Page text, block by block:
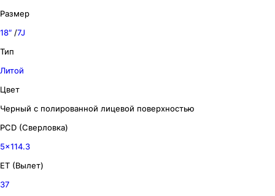
Размер
18″ /7J
Тип
Литой
Цвет
Черный с полированной лицевой поверхностью
PCD (Сверловка)
5x114.3
ET (Вылет)
37